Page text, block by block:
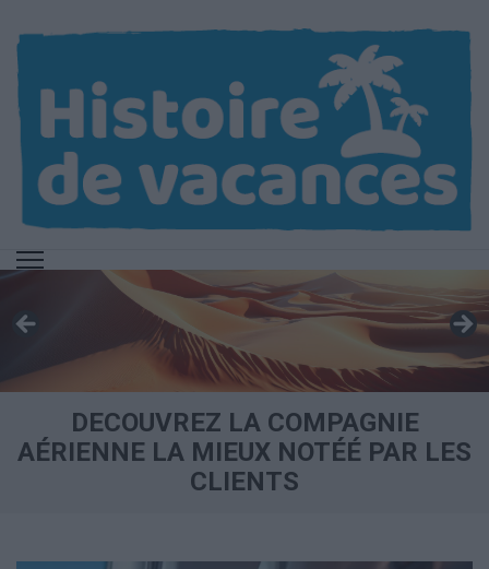
contenu
(Pressez
Entrée)
DECOUVREZ LA COMPAGNIE
AÉRIENNE LA MIEUX NOTÉÉ PAR LES
CLIENTS